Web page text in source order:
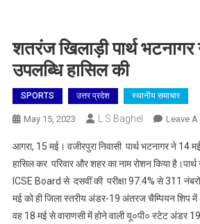
शतरंज खिलाड़ी पार्थ भटनागर
उपलब्धि हासिल की
SPORTS उत्तर प्रदेश स्थानीय समाचार
May 15, 2023 L.S Baghel Leave
आगरा, 15 मई। वजीरपुरा निवासी पार्थ भटनागर ने 14
हासिल कर परिवार और शहर का नाम रोशन किया
ICSE Board से दसवीं की परीक्षा 97.4% से 311
मई को ही जिला स्तरीय अंडर-19 अंतरज चैम्पियन शिप
वह 18 मई से वाराणसी में होने वाली यू०पी० स्टेट अंडर